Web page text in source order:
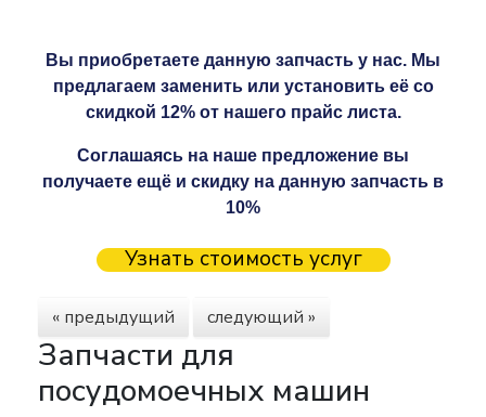
Вы приобретаете данную запчасть у нас. Мы
предлагаем заменить или установить её со
скидкой 12% от нашего прайс листа.
Соглашаясь на наше предложение вы
получаете ещё и скидку на данную запчасть в
10%
Узнать стоимость услуг
« предыдущий следующий »
Запчасти для
посудомоечных машин